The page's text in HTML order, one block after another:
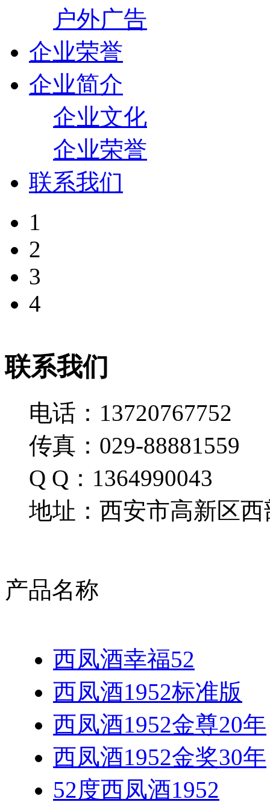
户外广告
企业荣誉
企业简介
企业文化
企业荣誉
联系我们
1
2
3
4
联系我们
电话：13720767752
传真：029-88881559
Q Q：1364990043
地址：西安市高新区西
产品名称
西凤酒幸福52
西凤酒1952标准版
西凤酒1952金尊20年
西凤酒1952金奖30年
52度西凤酒1952